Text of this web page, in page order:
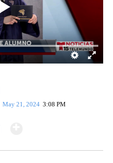
May 21, 2024 3:08 PM